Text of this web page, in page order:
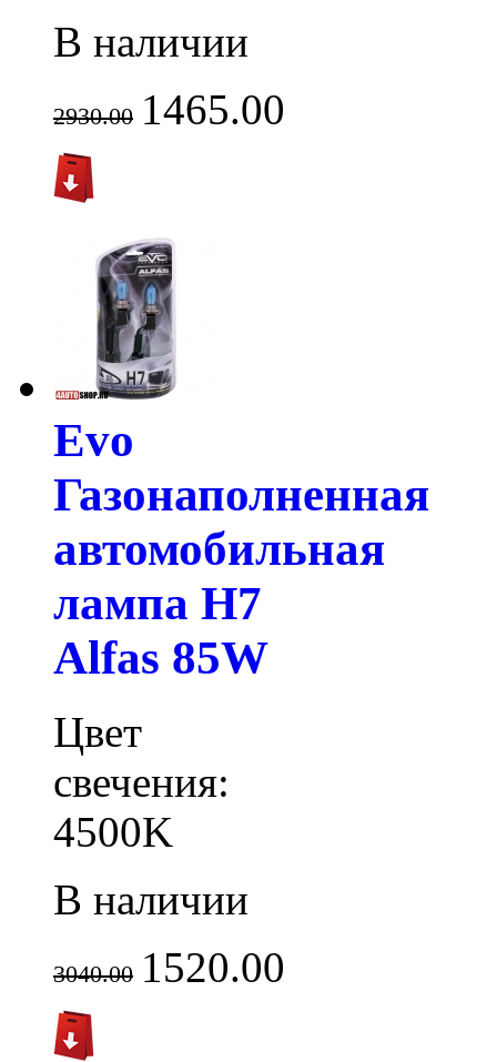
В наличии
2930.00 1465.00
Evo
Газонаполненная
автомобильная
лампа H7
Alfas 85W
Цвет
свечения:
4500K
В наличии
3040.00 1520.00